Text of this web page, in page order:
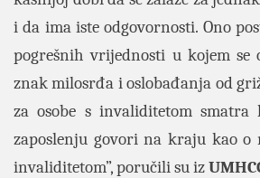
i da ima iste odgovornosti. Ono
pogrešnih vrijednosti u kojem se
znak milosrđa i oslobađanja od
za osobe s invaliditetom smatra
zaposlenju govori na kraju kao o
invaliditetom”, poručili su iz